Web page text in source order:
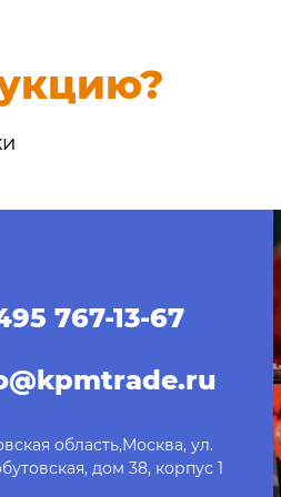
767-13-67
область,Москва, ул.
дом 38, корпус 1